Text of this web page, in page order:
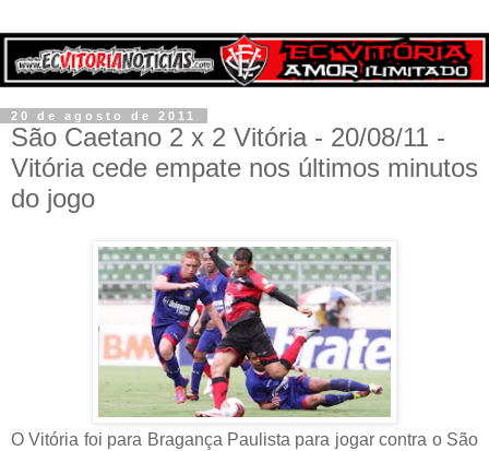
20 de agosto de 2011
São Caetano 2 x 2 Vitória - 20/08/11 -
Vitória cede empate nos últimos minutos
do jogo
O Vitória foi para Bragança Paulista para jogar contra o São